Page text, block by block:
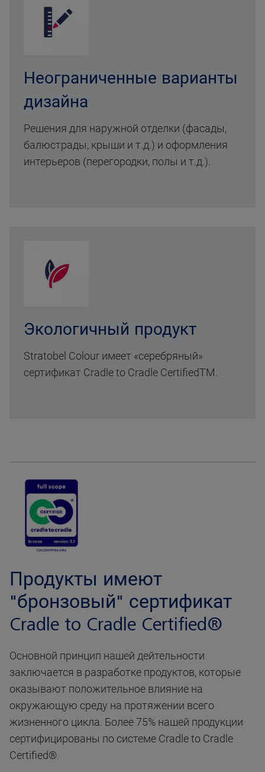
Неограниченные варианты
дизайна
Решения для наружной отделки (фасады,
балюстрады, крыши и т.д.) и оформления
интерьеров (перегородки, полы и т.д.).
Экологичный продукт
Stratobel Colour имеет «серебряный»
сертификат Cradle to Cradle CertifiedTM.
Продукты имеют
"бронзовый" сертификат
Cradle to Cradle Certified®
Основной принцип нашей дейтельности
заключается в разработке продуктов, которые
оказывают положительное влияние на
окружающую среду на протяжении всего
жизненного цикла. Более 75% нашей продукции
сертифицированы по системе Cradle to Cradle
Certified®.